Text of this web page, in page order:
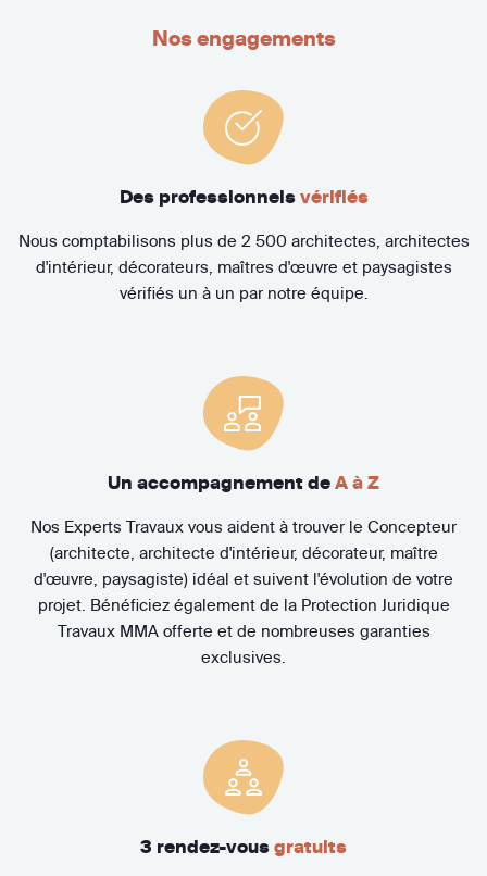
Nos engagements
Des professionnels vérifiés
Nous comptabilisons plus de 2 500 architectes, architectes
d'intérieur, décorateurs, maîtres d'œuvre et paysagistes
vérifiés un à un par notre équipe.
Un accompagnement de A à Z
Nos Experts Travaux vous aident à trouver le Concepteur
(architecte, architecte d'intérieur, décorateur, maître
d'œuvre, paysagiste) idéal et suivent l'évolution de votre
projet. Bénéficiez également de la Protection Juridique
Travaux MMA offerte et de nombreuses garanties
exclusives.
3 rendez-vous gratuits